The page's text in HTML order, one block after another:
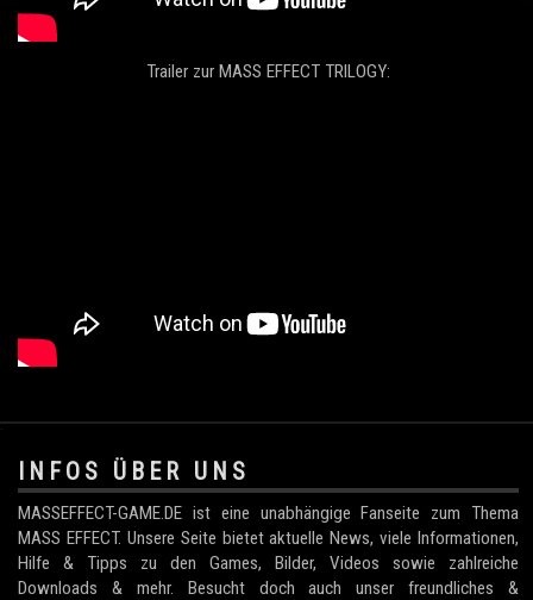
Trailer zur MASS EFFECT TRILOGY:
.
INFOS ÜBER UNS
MASSEFFECT-GAME.DE ist eine unabhängige Fanseite zum Thema
MASS EFFECT. Unsere Seite bietet aktuelle News, viele Informationen,
Hilfe & Tipps zu den Games, Bilder, Videos sowie zahlreiche
Downloads & mehr. Besucht doch auch unser freundliches &